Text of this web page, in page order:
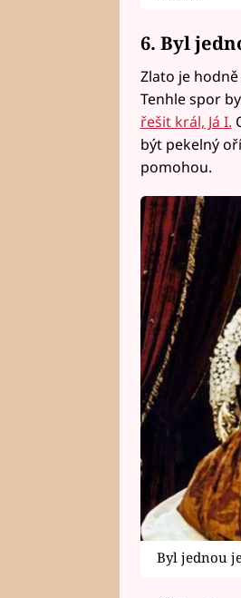
6. Byl
Zlato je
Tenhle spor
řešit král, Já I.
být pekelný
pomohou.
Byl jednou